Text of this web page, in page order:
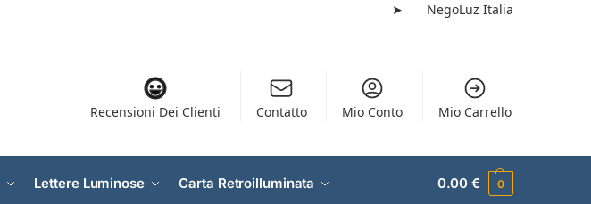
➤ NegoLuz Italia
Recensioni Dei Clienti Contatto Mio Conto Mio Carrello
Lettere Luminose Carta Retroilluminata 0.00€ 0